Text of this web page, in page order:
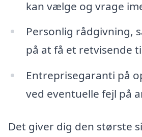
kan vælge og vrage
Personlig rådgivning,
på at få et retvisende
Entreprisegaranti på
ved eventuelle fejl på
Det giver dig den største